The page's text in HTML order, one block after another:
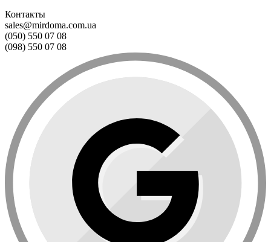
Контакты
sales@mirdoma.com.ua
(050) 550 07 08
(098) 550 07 08